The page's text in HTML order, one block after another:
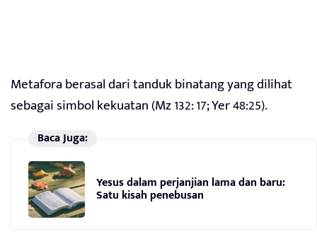
Metafora berasal dari tanduk binatang yang dilihat
sebagai simbol kekuatan (Mz 132: 17; Yer 48:25).
Baca Juga:
Yesus dalam perjanjian lama dan baru:
Satu kisah penebusan